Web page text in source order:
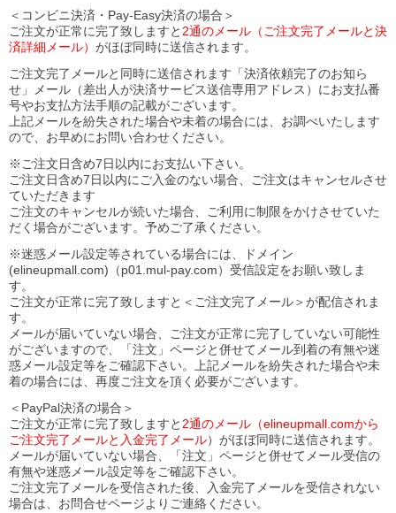
＜コンビニ決済・Pay-Easy決済の場合＞
ご注文が正常に完了致しますと 2通のメール（ご注文完了メールと決
済詳細メール） がほぼ同時に送信されます。
ご注文完了メールと同時に送信されます「決済依頼完了のお知ら
せ」メール（差出人が決済サービス送信専用アドレス）にお支払番
号やお支払方法手順の記載がございます。
上記メールを紛失された場合や未着の場合には、お調べいたします
ので、お早めにお問い合わせください。
※ご注文日含め7日以内にお支払い下さい。
ご注文日含め7日以内にご入金のない場合、ご注文はキャンセルさせ
ていただきます
ご注文のキャンセルが続いた場合、ご利用に制限をかけさせていた
だく場合がございます。予めご了承ください。
※迷惑メール設定等されている場合には、ドメイン
(elineupmall.com)（p01.mul-pay.com）受信設定をお願い致しま
す。
ご注文が正常に完了致しますと＜ご注文完了メール＞が配信されま
す。
メールが届いていない場合、ご注文が正常に完了していない可能性
がございますので、「注文」ページと併せてメール到着の有無や迷
惑メール設定等をご確認下さい。
上記メールを紛失された場合や未
着の場合には、再度ご注文を頂く必要がございます。
＜PayPal決済の場合＞
ご注文が正常に完了致しますと 2通のメール（elineupmall.comから
ご注文完了メールと入金完了メール）がほぼ同時に送信されます。
メールが届いていない場合、「注文」ページと併せてメール受信の
有無や迷惑メール設定等をご確認下さい。
ご注文完了メールを受信された後、入金完了メールを受信されない
場合は、お問合せページよりご連絡ください。